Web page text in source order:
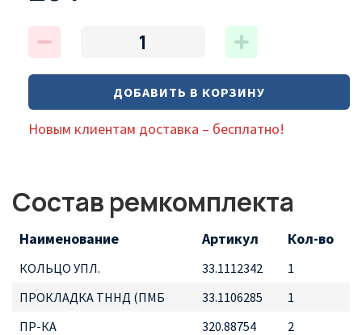
ДОБАВИТЬ В КОРЗИНУ
Новым клиентам доставка – бесплатно!
Состав ремкомплекта
Наименование Артикул Кол-во
КОЛЬЦО УПЛ. 33.1112342
1
ПРОКЛАДКА ТННД (ПМБ
33.1106285
1
ПР-КА
320.88754 2